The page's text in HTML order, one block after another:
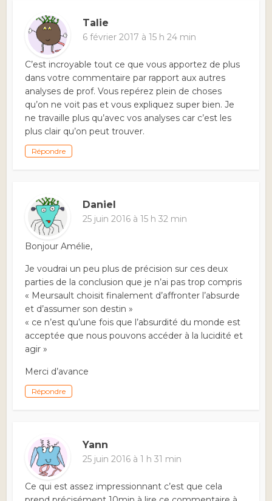
Talie
6 février 2017 à 15 h 24 min
C’est incroyable tout ce que vous apportez de plus
dans votre commentaire par rapport aux autres
analyses de prof. Vous repérez plein de choses
qu’on ne voit pas et vous expliquez super bien. Je
ne travaille plus qu’avec vos analyses car c’est les
plus clair qu’on peut trouver.
Répondre
Daniel
25 juin 2016 à 15 h 32 min
Bonjour Amélie,
Je voudrai un peu plus de précision sur ces deux
parties de la conclusion que je n’ai pas trop compris
« Meursault choisit finalement d’affronter l’absurde
et d’assumer son destin »
« ce n’est qu’une fois que l’absurdité du monde est
acceptée que nous pouvons accéder à la lucidité et
agir »
Merci d’avance
Répondre
Yann
25 juin 2016 à 1 h 31 min
Ce qui est assez impressionnant c’est que cela